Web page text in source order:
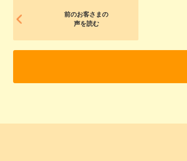
前のお客さまの
声を読む